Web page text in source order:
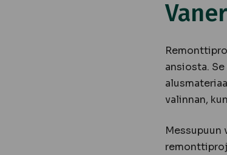
ansiosta.
valinnan,